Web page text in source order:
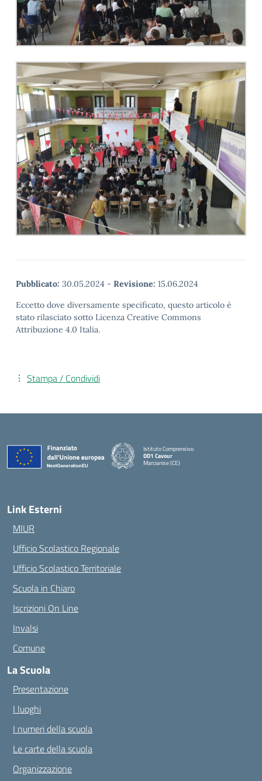
Pubblicato: 30.05.2024 - Revisione: 15.06.2024
Eccetto dove diversamente specificato, questo articolo è
stato rilasciato sotto Licenza Creative Commons
Attribuzione 4.0 Italia.
Stampa / Condividi
Istituto Comprensivo
DD1 Cavour
Marcianise (CE)
Link Esterni
MIUR
Ufficio Scolastico Regionale
Ufficio Scolastico Territoriale
Scuola in Chiaro
Iscrizioni On Line
Invalsi
Comune
La Scuola
Presentazione
I luoghi
I numeri della scuola
Le carte della scuola
Organizzazione